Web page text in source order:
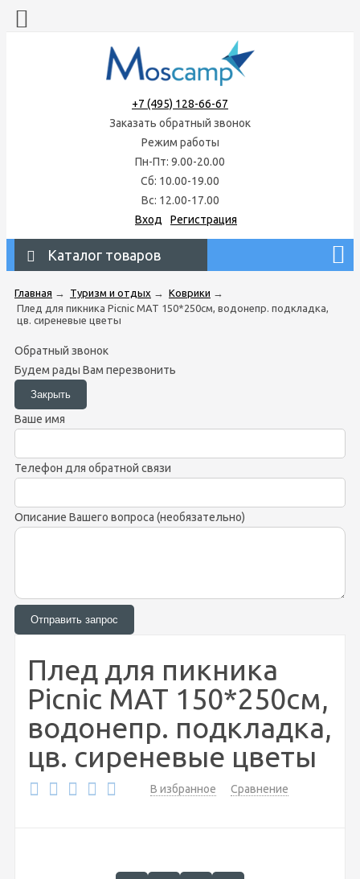
+7 (495) 128-66-67
Заказать обратный звонок
Режим работы
Пн-Пт: 9.00-20.00
Сб: 10.00-19.00
Вс: 12.00-17.00
Вход
Регистрация
Каталог товаров
Главная → Туризм и отдых → Коврики →
Плед для пикника Picnic MAT 150*250см, водонепр. подкладка,
цв. сиреневые цветы
Обратный звонок
Будем рады Вам перезвонить
Ваше имя
Телефон для обратной связи
Описание Вашего вопроса (необязательно)
Плед для пикника
Picnic MAT 150*250см,
водонепр. подкладка,
цв. сиреневые цветы
В избранное Сравнение